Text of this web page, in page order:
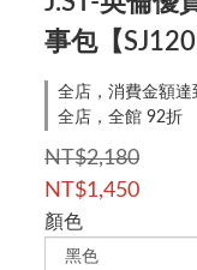
事包【SJ120
全店，消費金額
全店，全館 92折
NT$2,180
NT$1,450
顏色